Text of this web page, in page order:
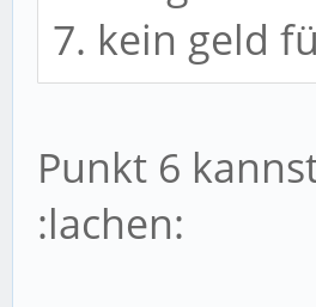
7. kein geld
Punkt 6
:lachen: